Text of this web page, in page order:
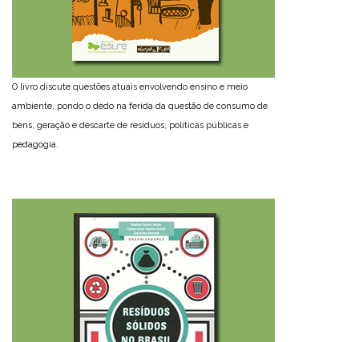
O livro discute questões atuais envolvendo ensino e meio
ambiente, pondo o dedo na ferida da questão de consumo de
bens, geração e descarte de resíduos, políticas públicas e
pedagogia.